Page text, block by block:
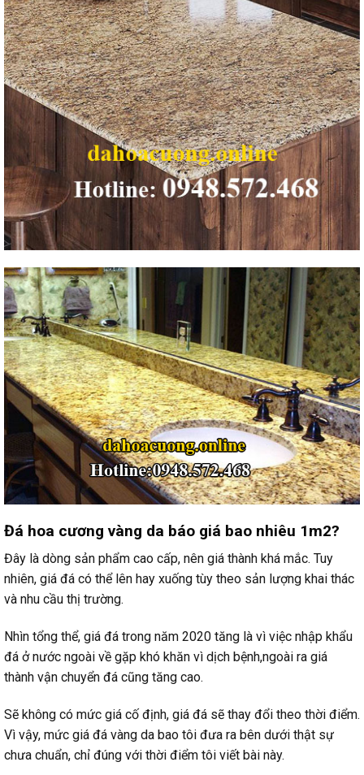
Đá hoa cương vàng da báo giá bao nhiêu 1m2?
Đây là dòng sản phẩm cao cấp, nên giá thành khá mắc. Tuy
nhiên, giá đá có thể lên hay xuống tùy theo sản lượng khai thác
và nhu cầu thị trường.
Nhìn tổng thể, giá đá trong năm 2020 tăng là vì việc nhập khẩu
đá ở nước ngoài về gặp khó khăn vì dịch bệnh,ngoài ra giá
thành vận chuyển đá cũng tăng cao.
Sẽ không có mức giá cố định, giá đá sẽ thay đổi theo thời điểm.
Vì vậy, mức giá đá vàng da bao tôi đưa ra bên dưới thật sự
chưa chuẩn, chỉ đúng với thời điểm tôi viết bài này.